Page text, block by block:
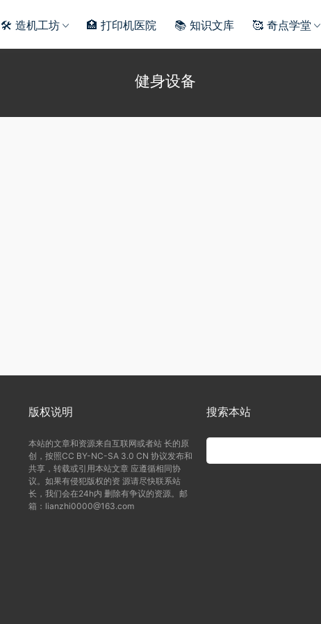
🛠️ 造机工坊 🏥 打印机医院 📚 知识文库 🥰 奇点学堂
健身设备
版权说明
本站的文章和资源来自互联网或者站 长的原
创，按照CC BY-NC-SA 3.0 CN 协议发布和
共享，转载或引用本站文章 应遵循相同协
议。如果有侵犯版权的资 源请尽快联系站
长，我们会在24h内 删除有争议的资源。邮
箱：lianzhi0000@163.com
搜索本站